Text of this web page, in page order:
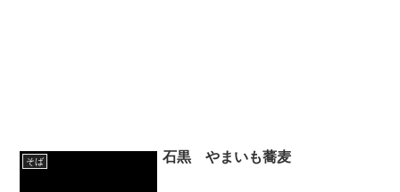
そば 石黒 やまいも蕎麦